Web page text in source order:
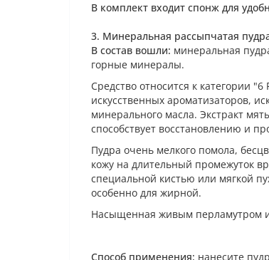
В комплект входит спонж для
3. Минеральная рассыпчатая
В состав вошли: минеральная
горные минералы.
Средство относится к категории
искусственных ароматизаторов,
минерального масла. Экстракт
способствует восстановлению и
Пудра очень мелкого помола,
кожу на длительный промежуток
специальной кистью или мягкой
особенно для жирной.
Насыщенная живым перламутром
Способ применения: нанесите